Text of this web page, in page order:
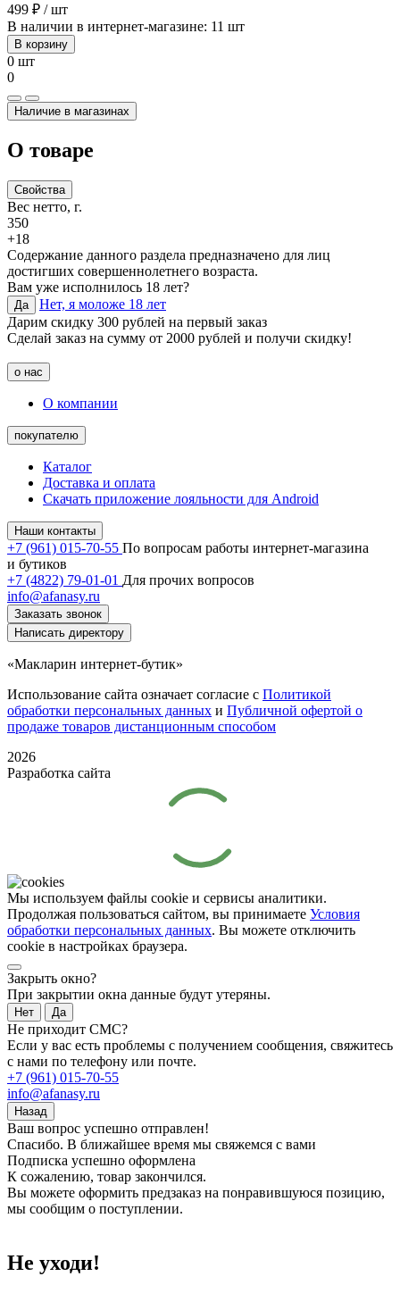
499 ₽ / шт
В наличии в интернет-магазине: 11 шт
В корзину
0 шт
0
Наличие в магазинах
О товаре
Свойства
Вес нетто, г.
350
+18
Содержание данного раздела предназначено для лиц
достигших совершеннолетнего возраста.
Вам уже исполнилось 18 лет?
Да
Нет, я моложе 18 лет
Дарим скидку 300 рублей на первый заказ
Сделай заказ на сумму от 2000 рублей и получи скидку!
о нас
О компании
покупателю
Каталог
Доставка и оплата
Скачать приложение лояльности для Android
Наши контакты
+7 (961) 015-70-55 По вопросам работы интернет-магазина
и бутиков
+7 (4822) 79-01-01 Для прочих вопросов
info@afanasy.ru
Заказать звонок
Написать директору
«Макларин интернет-бутик»
Использование сайта означает согласие с Политикой
обработки персональных данных и Публичной офертой о
продаже товаров дистанционным способом
2026
Разработка сайта
Мы используем файлы cookie и сервисы аналитики.
Продолжая пользоваться сайтом, вы принимаете Условия
обработки персональных данных. Вы можете отключить
cookie в настройках браузера.
Закрыть окно?
При закрытии окна данные будут утеряны.
Нет Да
Не приходит СМС?
Если у вас есть проблемы с получением сообщения, свяжитесь
с нами по телефону или почте.
+7 (961) 015-70-55
info@afanasy.ru
Назад
Ваш вопрос успешно отправлен!
Спасибо. В ближайшее время мы свяжемся с вами
Подписка успешно оформлена
К сожалению, товар закончился.
Вы можете оформить предзаказ на понравившуюся позицию,
мы сообщим о поступлении.
Не уходи!